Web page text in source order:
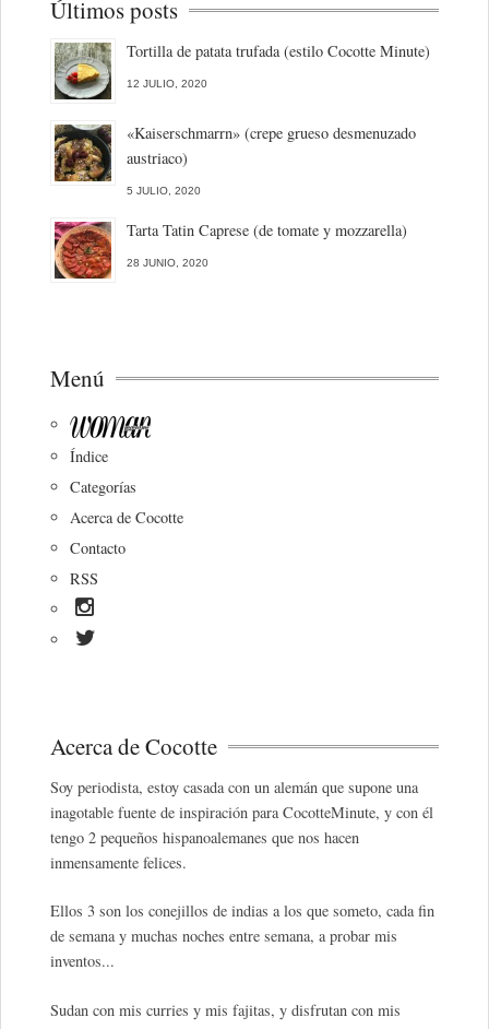
Últimos posts
Tortilla de patata trufada (estilo Cocotte Minute)
12 JULIO, 2020
«Kaiserschmarrn» (crepe grueso desmenuzado
austriaco)
5 JULIO, 2020
Tarta Tatin Caprese (de tomate y mozzarella)
28 JUNIO, 2020
Menú
Índice
Categorías
Acerca de Cocotte
Contacto
RSS
Acerca de Cocotte
Soy periodista, estoy casada con un alemán que supone una
inagotable fuente de inspiración para CocotteMinute, y con él
tengo 2 pequeños hispanoalemanes que nos hacen
inmensamente felices.
Ellos 3 son los conejillos de indias a los que someto, cada fin
de semana y muchas noches entre semana, a probar mis
inventos...
Sudan con mis curries y mis fajitas, y disfrutan con mis